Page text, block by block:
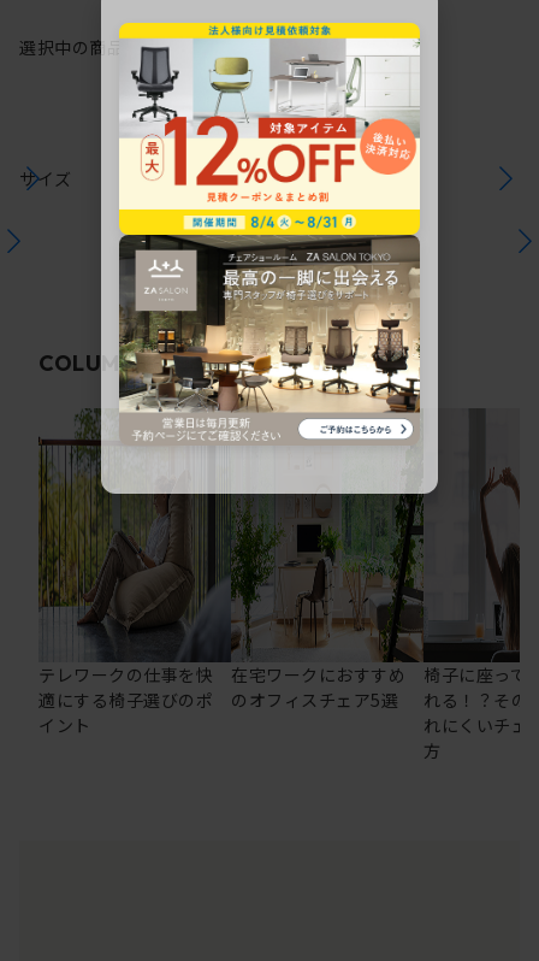
選択中の商品情報注意事項
サイズ
COLUMN関連コラム
テレワークの仕事を快
適にする椅子選びのポ
イント
在宅ワークにおすすめ
のオフィスチェア5選
椅子に座って
れる！？その
れにくいチェ
方